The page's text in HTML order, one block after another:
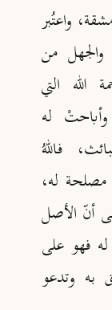
واعتُبر
والجهل من
الله التي
له
فاللهُ
مصلحة له،
أنّ الأصل
فهو على
به وتدعو